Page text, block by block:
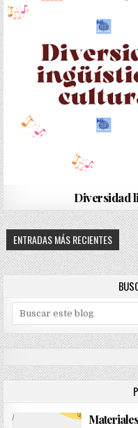
Diversidad
ENTRADAS MÁS RECIENTES
e
a
r
c
h
o
r